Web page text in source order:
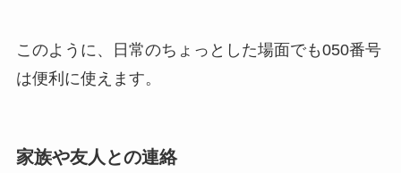
このように、日常のちょっとした場面でも050番号
は便利に使えます。
家族や友人との連絡